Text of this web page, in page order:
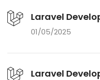
Laravel
01/05/2025
Laravel